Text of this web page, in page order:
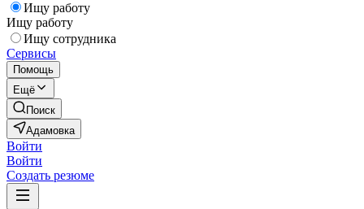
Ищу работу
Ищу работу
Ищу сотрудника
Сервисы
Помощь
Ещё
Поиск
Адамовка
Войти
Войти
Создать резюме